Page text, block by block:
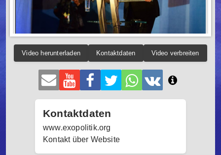
Video herunterladen Kontaktdaten Video verbreiten
Kontaktdaten
www.exopolitik.org
Kontakt über Website